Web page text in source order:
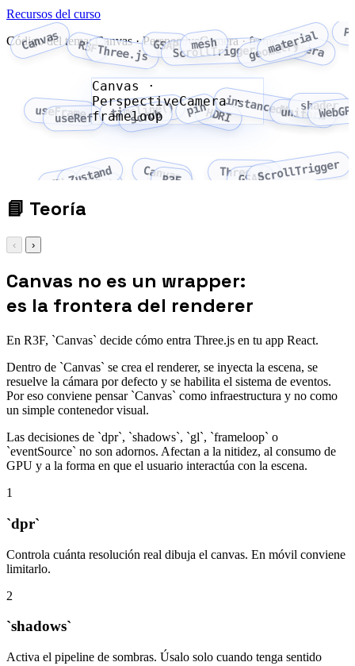
Recursos del curso
Código del tema: Canvas · PerspectiveCamera · frameloop
Canvas R3FThree.js GSAPScrollTrigger
mesh geometry
material
camera
useFrame
useRef timeline()
scrub pinHDRIinstancedMesh
uniform
shader
TSLZustand
Drei Canvas
R3F
Three.js
GSAPScrollTrigger
Canvas ·
PerspectiveCamera ·
frameloop
📘 Teoría
‹ ›
Canvas no es un wrapper:
es la frontera del renderer
En R3F, `Canvas` decide cómo entra Three.js en tu app React.
Dentro de `Canvas` se crea el renderer, se inyecta la escena, se
resuelve la cámara por defecto y se habilita el sistema de eventos.
Por eso conviene pensar `Canvas` como infraestructura y no como
un simple contenedor visual.
Las decisiones de `dpr`, `shadows`, `gl`, `frameloop` o
`eventSource` no son adornos. Afectan a la nitidez, al consumo de
GPU y a la forma en que el usuario interactúa con la escena.
1
`dpr`
Controla cuánta resolución real dibuja el canvas. En móvil conviene
limitarlo.
2
`shadows`
Activa el pipeline de sombras. Úsalo solo cuando tenga sentido